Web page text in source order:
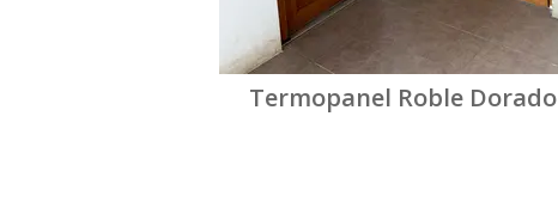
Termopanel Roble Dorado